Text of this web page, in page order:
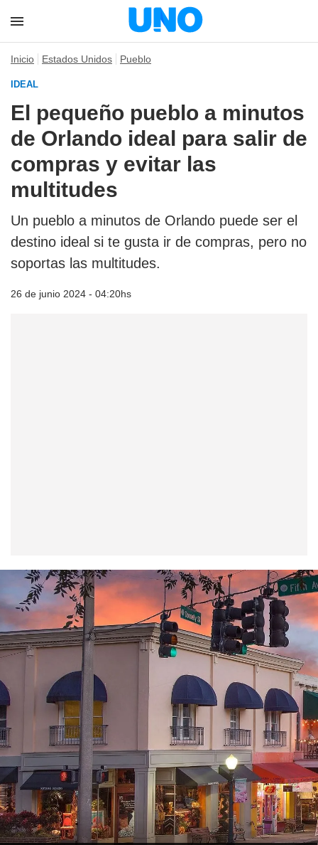
Inicio Estados Unidos Pueblo
IDEAL
El pequeño pueblo a minutos
de Orlando ideal para salir de
compras y evitar las
multitudes
Un pueblo a minutos de Orlando puede ser el
destino ideal si te gusta ir de compras, pero no
soportas las multitudes.
26 de junio 2024 - 04:20hs